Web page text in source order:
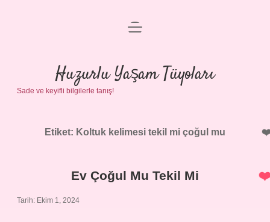
Anasayfa
Gizlilik Politikası
Yasal Uyarı
menüyü
Huzurlu Yaşam Tüyoları
Sade ve keyifli bilgilerle tanış!
Etiket: Koltuk kelimesi tekil mi çoğul mu
Ev Çoğul Mu Tekil Mi
Tarih: Ekim 1, 2024